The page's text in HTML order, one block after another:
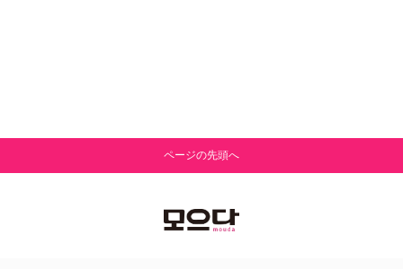
ページの先頭へ